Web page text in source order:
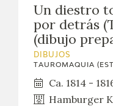
Un diestro
por detrás
(dibujo
DIBUJOS
TAUROMAQUIA
Ca. 1814 -
Hamburger